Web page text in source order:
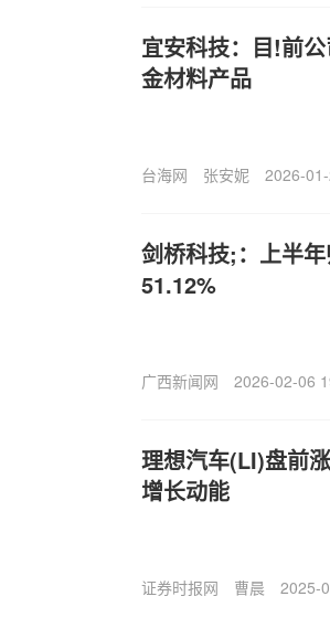
宜安科技：目!前
金材料产品
台海网 张安妮 2026-
剑桥科技;：上半
51.12%
广西新闻网 2026-02-06
理想汽车(LI)盘前
增长动能
证券时报网 曹晨 2025-